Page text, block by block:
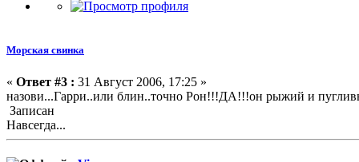
Морская свинка
« Ответ #3 : 31 Август 2006, 17:25 »
назови...Гарри..или блин..точно Рон!!!ДА!!!он рыжий и
Записан
Навсегда...